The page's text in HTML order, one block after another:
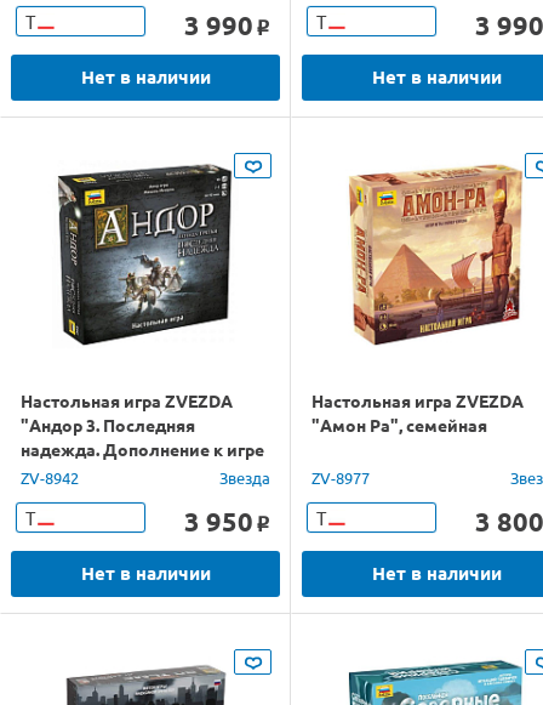
Т 3 990 o
Нет в наличии
Т 3 990
Нет в наличии
Настольная игра ZVEZDA
"Андор 3. Последняя
надежда. Дополнение к игре
Андор", приключенческая
ZV-8942 Звезда
Т 3 950 o
Нет в наличии
Настольная игра ZVEZDA
"Амон Ра", семейная
ZV-8977
Т 3 800
Нет в наличии